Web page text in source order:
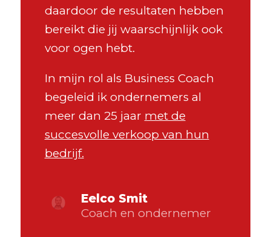
daardoor de resultaten hebben
bereikt die jij waarschijnlijk ook
voor ogen hebt.
In mijn rol als Business Coach
begeleid ik ondernemers al
meer dan 25 jaar met de
succesvolle verkoop van hun
bedrijf.
Eelco Smit
Coach en ondernemer